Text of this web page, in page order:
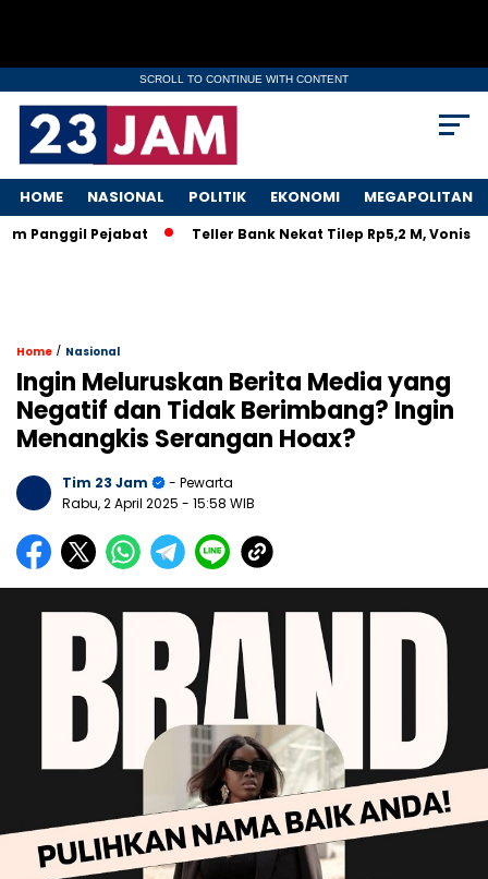
SCROLL TO CONTINUE WITH CONTENT
HOME NASIONAL POLITIK EKONOMI MEGAPOLITAN
Panggil Pejabat Teller Bank Nekat Tilep Rp5,2 M, Vonis
Home / Nasional
Ingin Meluruskan Berita Media yang
Negatif dan Tidak Berimbang? Ingin
Menangkis Serangan Hoax?
Tim 23 Jam
- Pewarta
Rabu, 2 April 2025 - 15:58 WIB